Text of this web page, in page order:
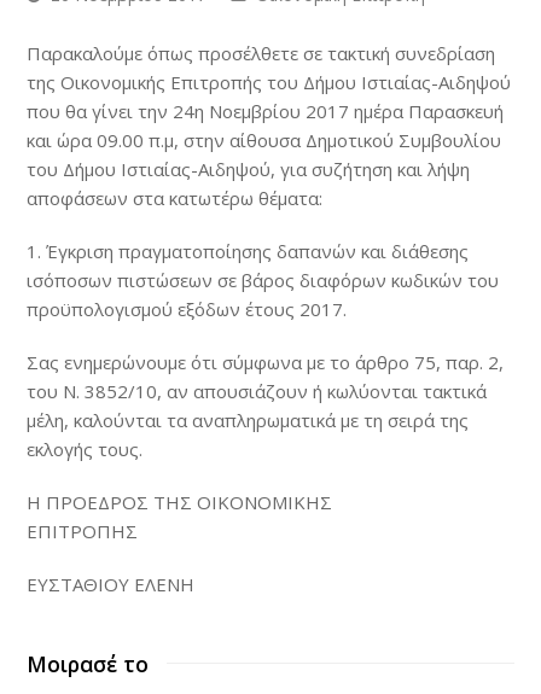
Παρακαλούμε όπως προσέλθετε σε τακτική συνεδρίαση
της Οικονομικής Επιτροπής του Δήμου Ιστιαίας-Αιδηψού
που θα γίνει την 24η Νοεμβρίου 2017 ημέρα Παρασκευή
και ώρα 09.00 π.μ, στην αίθουσα Δημοτικού Συμβουλίου
του Δήμου Ιστιαίας-Αιδηψού, για συζήτηση και λήψη
αποφάσεων στα κατωτέρω θέματα:
1. Έγκριση πραγματοποίησης δαπανών και διάθεσης
ισόποσων πιστώσεων σε βάρος διαφόρων κωδικών του
προϋπολογισμού εξόδων έτους 2017.
Σας ενημερώνουμε ότι σύμφωνα με το άρθρο 75, παρ. 2,
του N. 3852/10, αν απουσιάζουν ή κωλύονται τακτικά
μέλη, καλούνται τα αναπληρωματικά με τη σειρά της
εκλογής τους.
Η ΠΡΟΕΔΡΟΣ ΤΗΣ ΟΙΚΟΝΟΜΙΚΗΣ
ΕΠΙΤΡΟΠΗΣ
ΕΥΣΤΑΘΙΟΥ ΕΛΕΝΗ
Μοιρασέ το